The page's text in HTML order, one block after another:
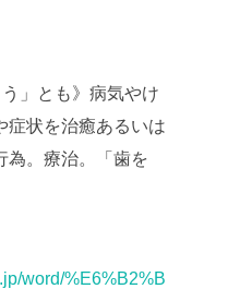
」とも》病気やけ
症状を治癒あるいは
為。療治。「歯を
word/%E6%B2%B